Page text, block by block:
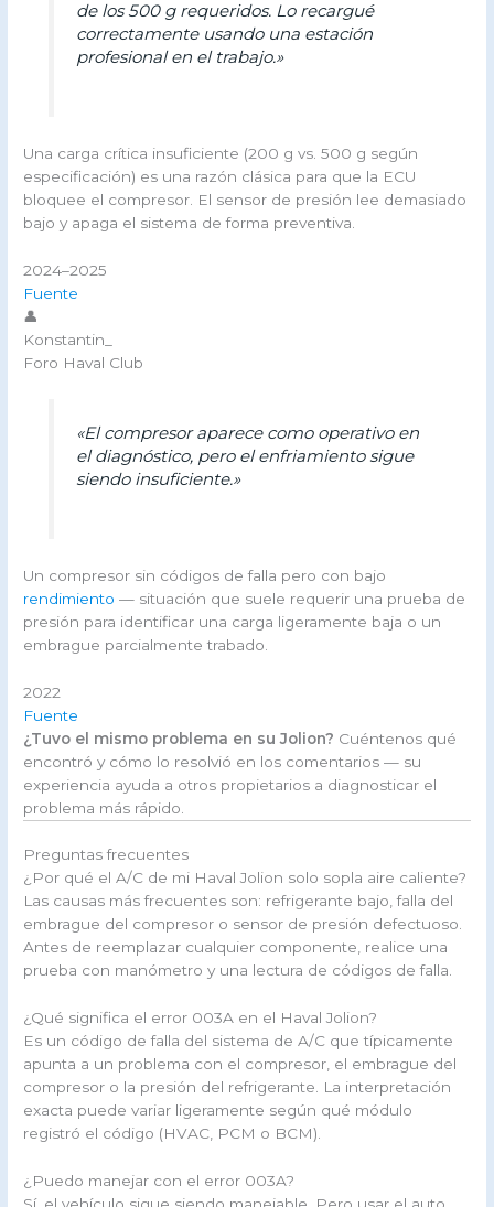
de los 500 g requeridos. Lo recargué
correctamente usando una estación
profesional en el trabajo.»
Una carga crítica insuficiente (200 g vs. 500 g según
especificación) es una razón clásica para que la ECU
bloquee el compresor. El sensor de presión lee demasiado
bajo y apaga el sistema de forma preventiva.
2024–2025
Fuente
👤
Konstantin_
Foro Haval Club
«El compresor aparece como operativo en
el diagnóstico, pero el enfriamiento sigue
siendo insuficiente.»
Un compresor sin códigos de falla pero con bajo
rendimiento — situación que suele requerir una prueba de
presión para identificar una carga ligeramente baja o un
embrague parcialmente trabado.
2022
Fuente
¿Tuvo el mismo problema en su Jolion? Cuéntenos qué
encontró y cómo lo resolvió en los comentarios — su
experiencia ayuda a otros propietarios a diagnosticar el
problema más rápido.
Preguntas frecuentes
¿Por qué el A/C de mi Haval Jolion solo sopla aire caliente?
Las causas más frecuentes son: refrigerante bajo, falla del
embrague del compresor o sensor de presión defectuoso.
Antes de reemplazar cualquier componente, realice una
prueba con manómetro y una lectura de códigos de falla.
¿Qué significa el error 003A en el Haval Jolion?
Es un código de falla del sistema de A/C que típicamente
apunta a un problema con el compresor, el embrague del
compresor o la presión del refrigerante. La interpretación
exacta puede variar ligeramente según qué módulo
registró el código (HVAC, PCM o BCM).
¿Puedo manejar con el error 003A?